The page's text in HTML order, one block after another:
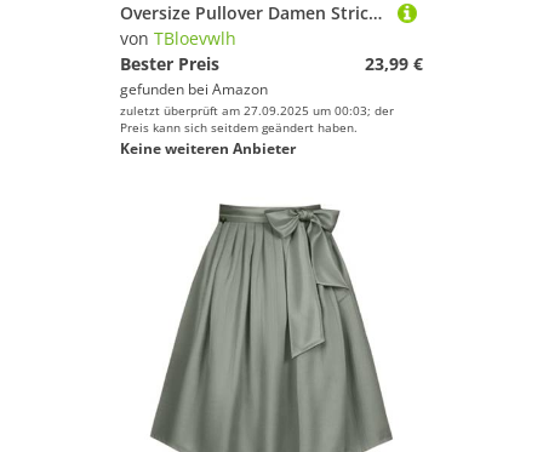
Oversize Pullover Damen Strick Pullover Damen Y2K Vintage Geometrische Plaid Sweater Langarm Loose Rundhals Strickpullover Casual Sweatshirt Pulli Elegant Jumper Oberteile Oversize Light Green 4Xl
von TBloevwlh
Bester Preis
23,99 €
gefunden bei Amazon
zuletzt überprüft am 27.09.2025 um 00:03; der
Preis kann sich seitdem geändert haben.
Keine weiteren Anbieter